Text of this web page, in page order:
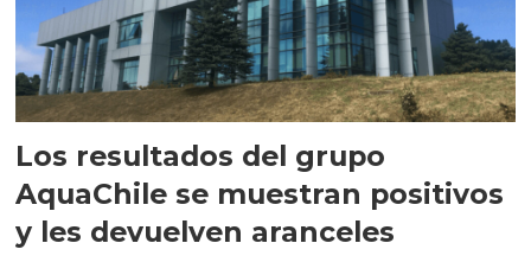
Los resultados del grupo
AquaChile se muestran positivos
y les devuelven aranceles